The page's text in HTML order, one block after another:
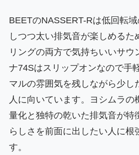
BEETのNASSERT-Rは低回転
しつつ太い排気音が楽しめるた
リングの両方で気持ちいいサウ
ナ74Sはスリップオンなので手
マルの雰囲気を残しながら少し
人に向いています。ヨシムラの
量化と独特の乾いた排気音が特
らしさを前面に出したい人に根
す。